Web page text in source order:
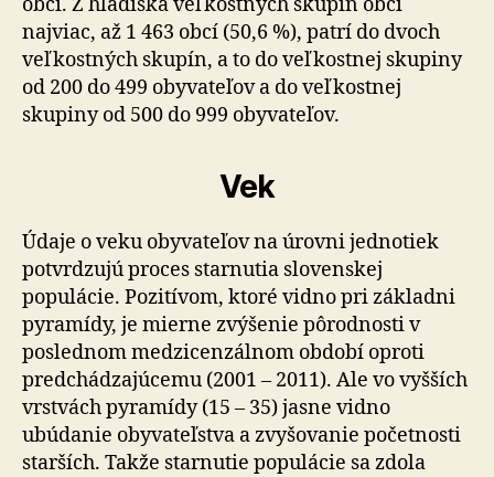
najviac, až 1 463 obcí (50,6 %), patrí do dvoch
veľkostných skupín, a to do veľkostnej skupiny
od 200 do 499 obyvateľov a do veľkostnej
skupiny od 500 do 999 obyvateľov.
Vek
Údaje o veku obyvateľov na úrovni jednotiek
potvrdzujú proces starnutia slovenskej
populácie. Pozitívom, ktoré vidno pri základni
pyramídy, je mierne zvýšenie pôrodnosti v
poslednom medzicenzálnom období oproti
predchádzajúcemu (2001 – 2011). Ale vo vyšších
vrstvách pyramídy (15 – 35) jasne vidno
ubúdanie obyvateľstva a zvyšovanie početnosti
starších. Takže starnutie populácie sa zdola